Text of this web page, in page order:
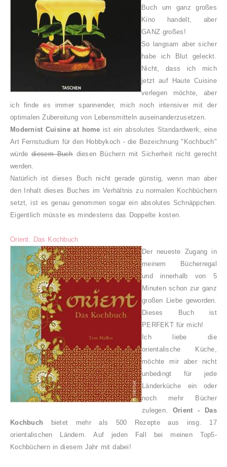
Buch um ganz großes
Kino handelt, aber
GANZ großes!
So langsam aber sicher
habe ich Blut geleckt.
Nicht, dass ich mich
jetzt auf Haute Cuisine
verlegen möchte, aber
ich finde es immer spannender, mich noch intensiver mit der
optimalen Zubereitung von Lebensmitteln auseinanderzusetzen.
Modernist Cuisine at home ist ein absolutes Standardwerk, eine
Art Fernstudium für den Hobbykoch - die Bezeichnung "Kochbuch"
würdediesem Buchdiesen Büchern mit Sicherheit nicht gerecht
werden.
Natürlich ist dieses Buch nicht gerade günstig, wenn man aber
den Inhalt dieses Buches im Verhältnis zu normalen Kochbüchern
setzt, ist es genau genommen sogar ein absolutes Schnäppchen.
Eigentlich müsste es mindestens das Doppelte kosten.
Orient. Das Kochbuch
Der neueste Zugang in
meinem Bücherregal
und innerhalb von 5
Minuten schon zur ganz
großen Liebe geworden.
Dieses Buch ist
PERFEKT für mich!
Ich liebe die
orientalische Küche,
möchte mir aber nicht
unbedingt für jede
Länderküche ein oder
noch mehr Bücher
zulegen. Orient - Das
Kochbuch bietet mehr als 500 Rezepte aus insg. 17
orientalischen Ländern. Auf jeden Fall bei meinen Top5-
Kochbüchern in diesem Jahr mit dabei!